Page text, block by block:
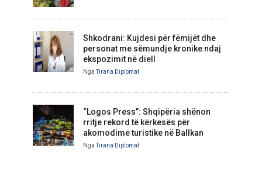
Shkodrani: Kujdesi për fëmijët dhe
personat me sëmundje kronike ndaj
ekspozimit në diell
NgaTirana Diplomat
“Logos Press”: Shqipëria shënon
rritje rekord të kërkesës për
akomodime turistike në Ballkan
NgaTirana Diplomat